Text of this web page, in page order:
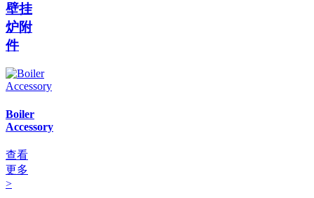
壁挂
炉附
件
Boiler
Accessory
查看
更多
>